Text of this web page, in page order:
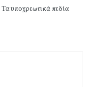
Τα υποχρεωτικά πεδία